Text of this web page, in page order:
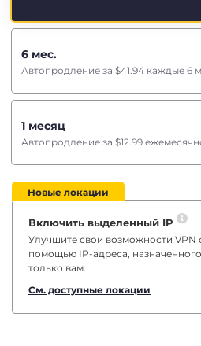
6 мес.
Автопродление за $41.94 каждые 6
1 месяц
Автопродление за $12.99
Новые локации
Включить выделенный IP
Улучшите свои возможности VPN
помощью IP-адреса, назначенного
только вам.
См. доступные локации